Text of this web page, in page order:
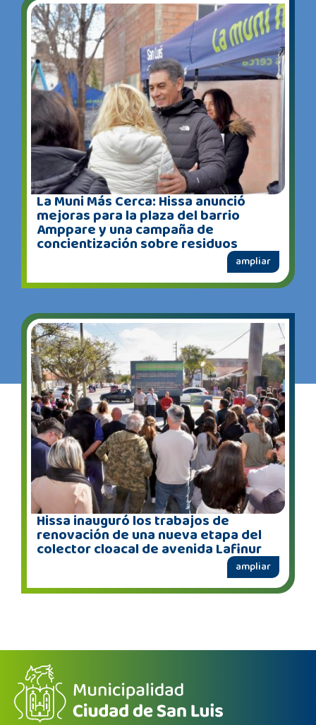
La Muni Más Cerca: Hissa anunció
mejoras para la plaza del barrio
Amppare y una campaña de
concientización sobre residuos
ampliar
Hissa inauguró los trabajos de
renovación de una nueva etapa del
colector cloacal de avenida Lafinur
ampliar